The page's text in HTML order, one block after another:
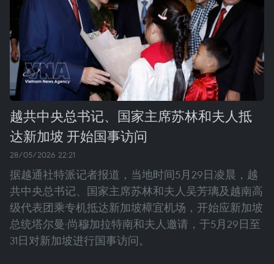
越共中央总书记、国家主席苏林和夫人抵
达新加坡 开始国事访问
28/05/2026 22:21
据越通社特派记者报道，当地时间5月29日凌晨，越
共中央总书记、国家主席苏林和夫人吴芳璃及越南高
级代表团乘专机抵达新加坡樟宜机场，开始应新加坡
总统塔尔曼·尚穆加拉特南和夫人邀请，于5月29日至
31日对新加坡进行国事访问。